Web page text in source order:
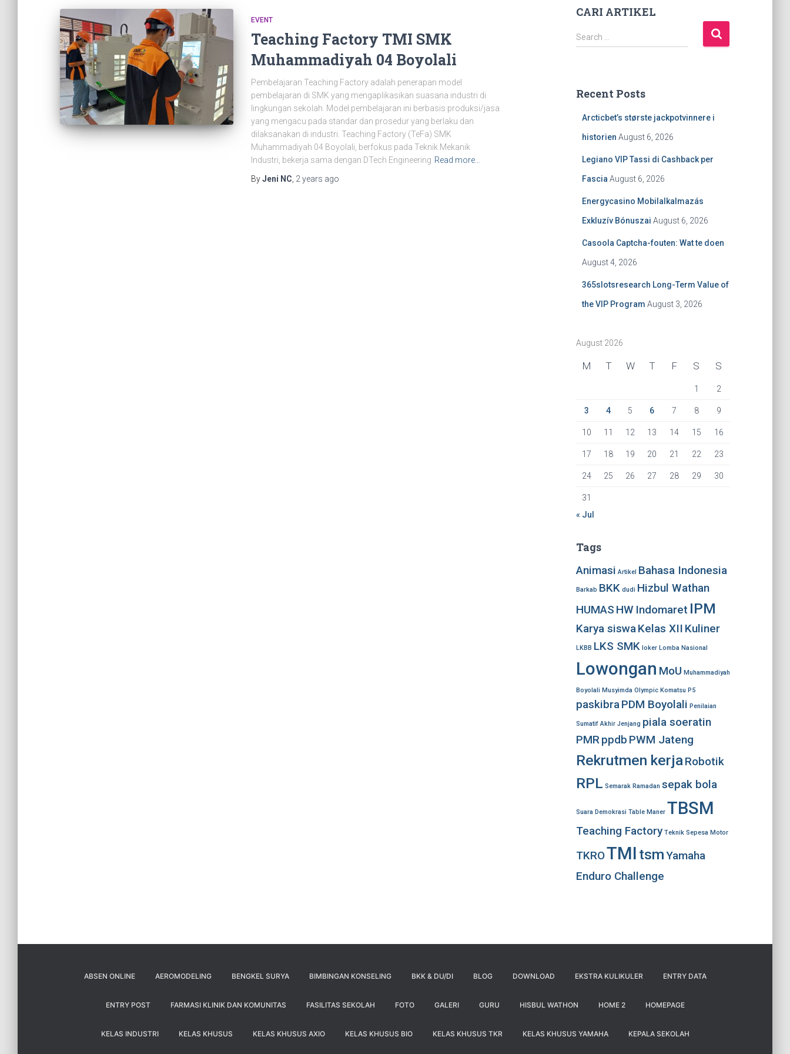
EVENT
Teaching Factory TMI SMK
Muhammadiyah 04 Boyolali
Pembelajaran Teaching Factory adalah penerapan model
pembelajaran di SMK yang mengaplikasikan suasana industri di
lingkungan sekolah. Model pembelajaran ini berbasis produksi/jasa
yang mengacu pada standar dan prosedur yang berlaku dan
dilaksanakan di industri. Teaching Factory (TeFa) SMK
Muhammadiyah 04 Boyolali, berfokus pada Teknik Mekanik
Industri, bekerja sama dengan DTech Engineering Read more…
ByJeni NC 2 years ago
CARI ARTIKEL
S
e
h
Search …
Recent Posts
Arcticbet’s største jackpotvinnere i
historien August 6, 2026
Legiano VIP Tassi di Cashback per
Fascia August 6, 2026
Energycasino Mobilalkalmazás
Exkluzív Bónuszai August 6, 2026
Casoola Captcha-fouten: Wat te doen
August 4, 2026
365slotsresearch Long-Term Value of
the VIP Program August 3, 2026
August 2026
M T W T F S S
1 2
3 4 5 6 7 8 9
10 11 12 13 14 15 16
17 18 19 20 21 22 23
24 25 26 27 28 29 30
31
« Jul
Tags
Animasi Artikel Bahasa Indonesia
Barkab BKK dudi Hizbul Wathan
HUMAS HW Indomaret IPM
Karya siswaKelas XII Kuliner
LKBB LKS SMK loker Lomba Nasional
Lowongan MoU Muhammadiyah
Boyolali Musyimda Olympic Komatsu P5
paskibraPDM Boyolali Penilaian
Sumatif Akhir Jenjang piala soeratin
PMRppdb PWM Jateng
Rekrutmen kerjaRobotik
RPL Semarak Ramadan sepak bola
Suara Demokrasi Table Maner TBSM
Teaching Factory Teknik Sepesa Motor
TKROTMI tsmYamaha
Enduro Challenge
ABSEN ONLINE AEROMODELING BENGKEL SURYA BIMBINGAN KONSELING BKK & DU/DI BLOG DOWNLOAD EKSTRA KULIKULER ENTRY DATA
ENTRY POST FARMASI KLINIK DAN KOMUNITAS FASILITAS SEKOLAH FOTO GALERI GURU HISBUL WATHON HOME 2 HOMEPAGE
KELAS INDUSTRI KELAS KHUSUS KELAS KHUSUS AXIO KELAS KHUSUS BIO KELAS KHUSUS TKR KELAS KHUSUS YAMAHA KEPALA SEKOLAH